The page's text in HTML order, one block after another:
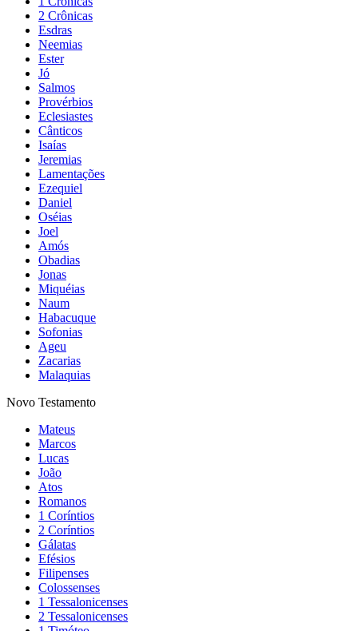
2 Crônicas
Esdras
Neemias
Ester
Jó
Salmos
Provérbios
Eclesiastes
Cânticos
Isaías
Jeremias
Lamentações
Ezequiel
Daniel
Oséias
Joel
Amós
Obadias
Jonas
Miquéias
Naum
Habacuque
Sofonias
Ageu
Zacarias
Malaquias
Novo Testamento
Mateus
Marcos
Lucas
João
Atos
Romanos
1 Coríntios
2 Coríntios
Gálatas
Efésios
Filipenses
Colossenses
1 Tessalonicenses
2 Tessalonicenses